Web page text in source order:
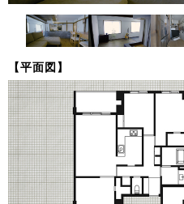
【平面図】